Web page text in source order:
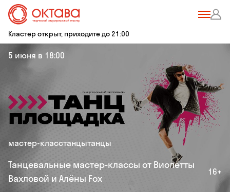
Кластер открыт, приходите до 21:00
5 июня в 18:00
мастер-класстанцытанцы
Танцевальные мастер-классы от Виолетты
Вахловой и Алёны Fox
16+